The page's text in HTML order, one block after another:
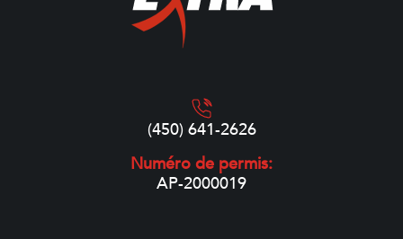
(450) 641-2626
Numéro de permis:
AP-2000019